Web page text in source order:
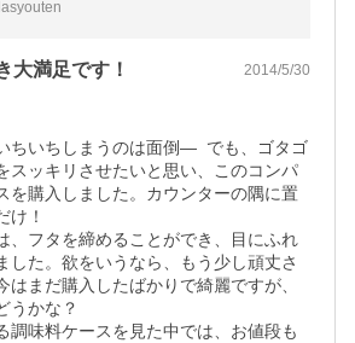
大満足です！ 2014/5/30
ちいちしまうのは面倒―  でも、ゴタゴ
スッキリさせたいと思い、このコンパ
を購入しました。カウンターの隅に置
け！
、フタを締めることができ、目にふれ
した。欲をいうなら、もう少し頑丈さ
はまだ購入したばかりで綺麗ですが、
うかな？
調味料ケースを見た中では、お値段も